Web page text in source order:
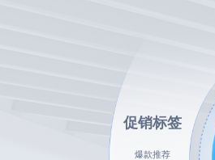
促销标签
爆款推荐